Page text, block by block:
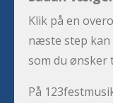
Klik på en
næste step
som du ønsker
På